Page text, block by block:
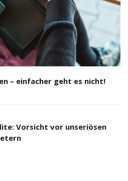
– einfacher geht es nicht!
Vorsicht vor unseriösen